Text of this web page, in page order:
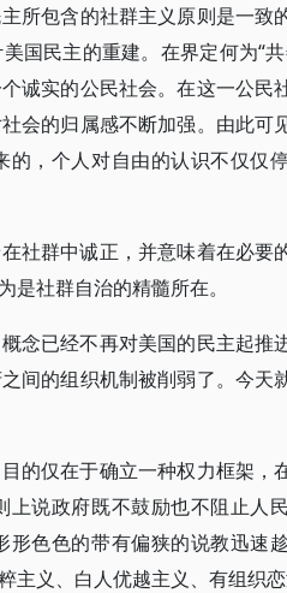
所包含的社群主义原则是一致
国民主的重建。在界定何为“
诚实的公民社会。在这一公民
会的归属感不断加强。由此可
，个人对自由的认识不仅仅
社群中诚正，并意味着在必要
社群自治的精髓所在。
念已经不再对美国的民主起推
间的组织机制被削弱了。今天
的仅在于确立一种权力框架，
说政府既不鼓励也不阻止人
色色的带有偏狭的说教迅速
义、白人优越主义、有组织恋